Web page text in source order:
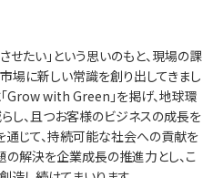
せたい」という思いのもと、現場の課
場に新しい常識を創り出してきまし
Grow with Green」を掲げ、地球環
し、且つお客様のビジネスの成長を
通じて、持続可能な社会への貢献を
の解決を企業成長の推進力とし、こ